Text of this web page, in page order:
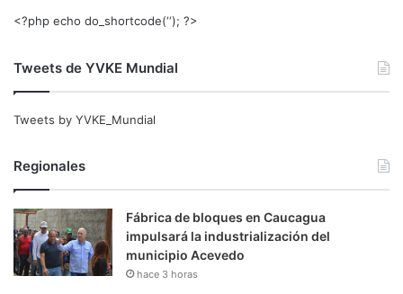
<?php echo do_shortcode(‘‘); ?>
Tweets de YVKE Mundial
Tweets by YVKE_Mundial
Regionales
Fábrica de bloques en Caucagua
impulsará la industrialización del
municipio Acevedo
hace 3 horas